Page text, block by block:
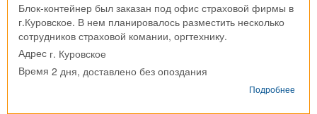
Блок-контейнер был заказан под офис страховой фирмы в
г.Куровское. В нем планировалось разместить несколько
сотрудников страховой комании, оргтехнику.
Адрес г. Куровское
Время 2 дня, доставлено без опоздания
Подробнее